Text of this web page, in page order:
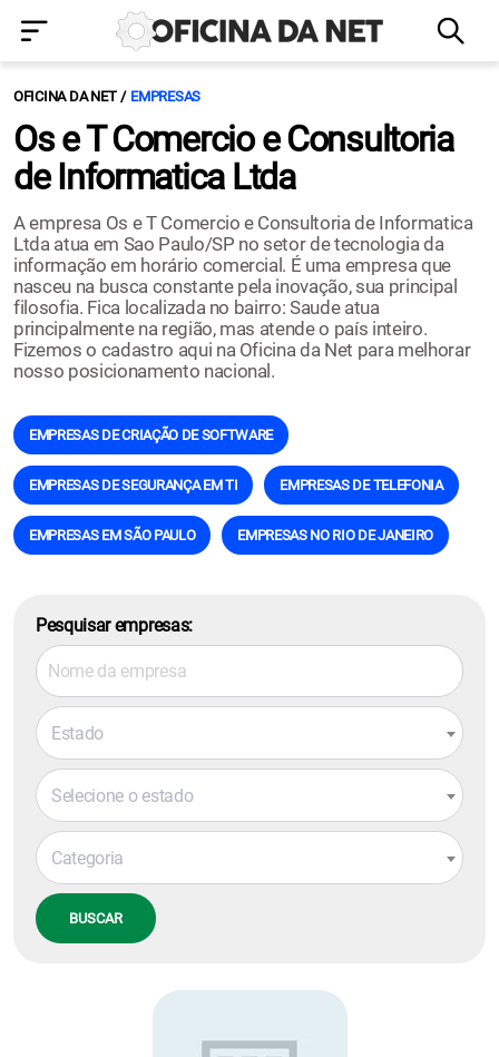
OFICINA DA NET EMPRESAS
Os e T Comercio e Consultoria
de Informatica Ltda
A empresa Os e T Comercio e Consultoria de Informatica
Ltda atua em Sao Paulo/SP no setor de tecnologia da
informação em horário comercial. É uma empresa que
nasceu na busca constante pela inovação, sua principal
filosofia. Fica localizada no bairro: Saude atua
principalmente na região, mas atende o país inteiro.
Fizemos o cadastro aqui na Oficina da Net para melhorar
nosso posicionamento nacional.
EMPRESAS DE CRIAÇÃO DE SOFTWARE
EMPRESAS DE SEGURANÇA EM TI EMPRESAS DE TELEFONIA
EMPRESAS EM SÃO PAULO EMPRESAS NO RIO DE JANEIRO
Pesquisar empresas:
Estado
Selecione o estado
Categoria
BUSCAR